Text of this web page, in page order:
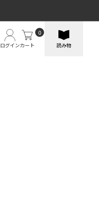
ログインカート
0
読み物